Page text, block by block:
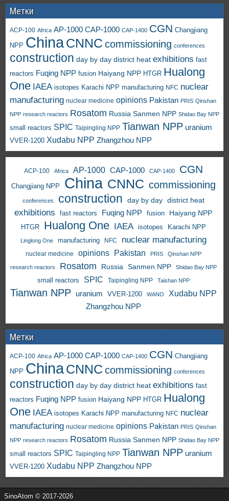
Метки
ACP-100 Africa AP-1000 CAP-1000 CAP-1400 CGN Changjiang
NPP ChinaCNNC commissioning conferences
construction day by day district heat exhibitions fast
reactors Fuqing NPP fusion Haiyang NPP HTGR Hualong
One IAEA isotopes Karachi NPP manufacturing NFC nuclear
manufacturing nuclear medicine opinions Pakistan PRIS Qinshan
NPP research reactors Rosatom Russia Sanmen NPP Shidao Bay NPP
small reactors SPIC Taipingling NPP Tianwan NPP uranium
VVER-1200 Xudabu NPP Zhangzhou NPP
ACP-100 Africa AP-1000 CAP-1000 CAP-1400 CGN
Changjiang NPP China CNNC commissioning
conferences construction day by day district heat
exhibitions fast reactors Fuqing NPP fusion Haiyang NPP
HTGR Hualong One IAEA isotopes Karachi NPP
Linglong One manufacturing NFC nuclear manufacturing
nuclear medicine opinions Pakistan PRIS Qinshan NPP
research reactors Rosatom Russia Sanmen NPP Shidao Bay NPP
small reactors SPIC Taipingling NPP Taishan NPP
Tianwan NPP uranium VVER-1200 WANO
Xudabu NPP
Zhangzhou NPP
Метки
ACP-100 Africa AP-1000 CAP-1000 CAP-1400 CGN Changjiang
NPP ChinaCNNC commissioning conferences
construction day by day district heat exhibitions fast
reactors Fuqing NPP fusion Haiyang NPP HTGR Hualong
One IAEA isotopes Karachi NPP manufacturing NFC nuclear
manufacturing nuclear medicine opinions Pakistan PRIS Qinshan
NPP research reactors Rosatom Russia Sanmen NPP Shidao Bay NPP
small reactors SPIC Taipingling NPP Tianwan NPP uranium
VVER-1200 Xudabu NPP Zhangzhou NPP
SinoAtom © 2017-2026